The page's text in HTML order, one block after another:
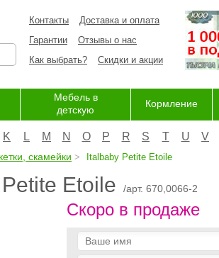
Контакты
Доставка и оплата
Гарантии
Отзывы о нас
Как выбрать?
Скидки и акции
Мебель в
детскую
Кормление
K L M N O P R S T U V
скамейки Italbaby Petite Etoile
Etoile /арт. 670,0066-2
Скоро в продаже